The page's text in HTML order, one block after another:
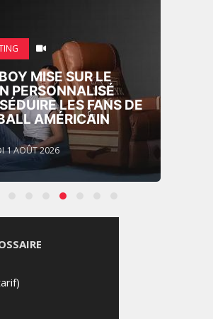
MISE SUR LE
PERSONNALISÉ
LES FANS DE
AMÉRICAIN
1 AOÛT 2026